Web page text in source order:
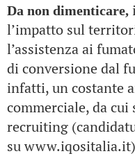
Da non dimenticare,
l’impatto sul
l’assistenza ai
di conversione dal
infatti, un costante
commerciale, da cui
recruiting
su